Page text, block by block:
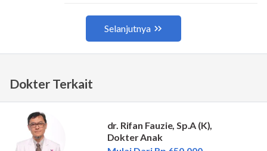
Dokter Terkait